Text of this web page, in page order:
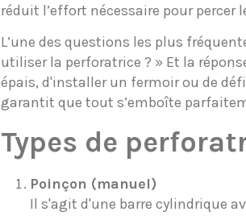
réduit l’effort nécessaire pour
L’une des questions les plus
utiliser la perforatrice ? » Et la
épais, d'installer un fermoir ou de
garantit que tout s’emboîte
Types de
Poinçon (manuel)
Il s'agit d'une barre cylindrique